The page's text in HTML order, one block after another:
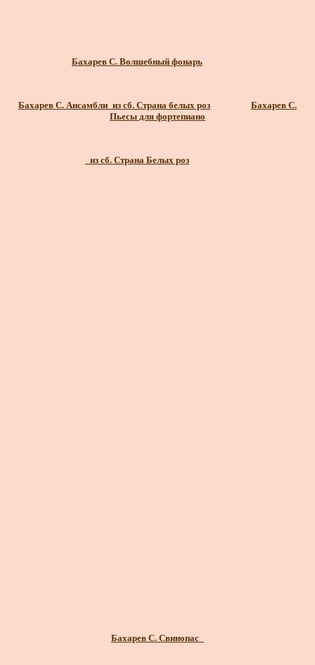
Бахарев С. Волшебный фонарь
Бахарев С. Ансамбли_из сб. Страна белых роз
Бахарев С.
Пьесы для фортепиано
_из сб. Страна Белых роз
Бахарев С. Свинопас_